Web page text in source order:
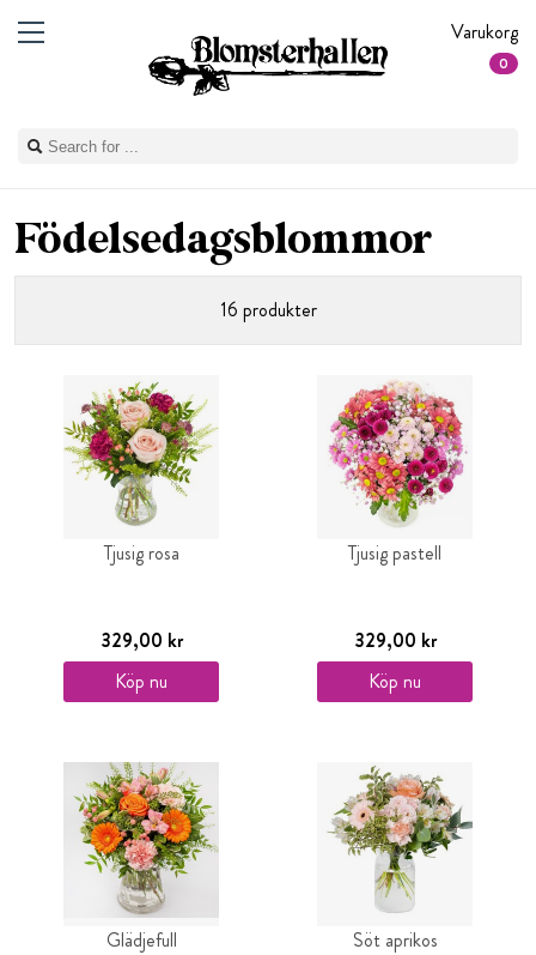
Varukorg
0
Födelsedagsblommor
16 produkter
Tjusig rosa
329,00 kr
Köp nu
Tjusig pastell
329,00 kr
Köp nu
Glädjefull Söt aprikos